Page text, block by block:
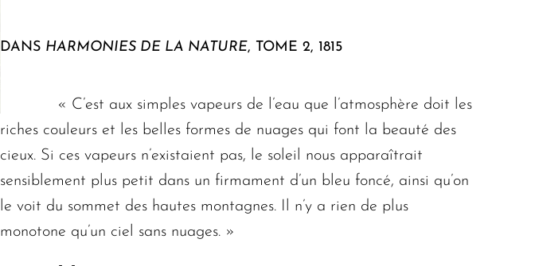
DANS HARMONIES DE LA NATURE, TOME 2, 1815
« C’est aux simples vapeurs de l’eau que l’atmosphère doit les
riches couleurs et les belles formes de nuages qui font la beauté des
cieux. Si ces vapeurs n’existaient pas, le soleil nous apparaîtrait
sensiblement plus petit dans un firmament d’un bleu foncé, ainsi qu’on
le voit du sommet des hautes montagnes. Il n’y a rien de plus
monotone qu’un ciel sans nuages. »